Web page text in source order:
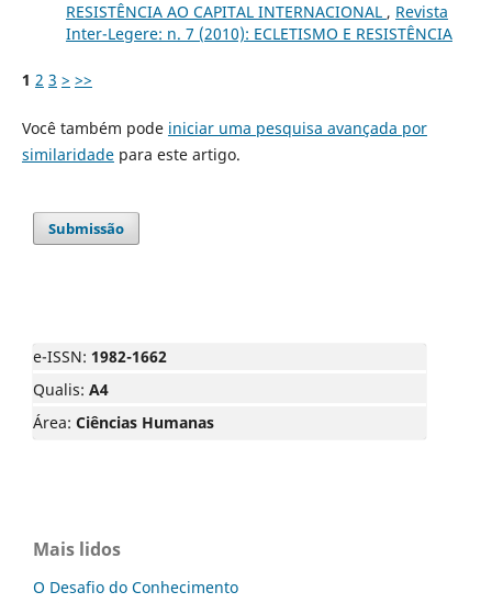
RESISTÊNCIA AO CAPITAL INTERNACIONAL , Revista
Inter-Legere: n. 7 (2010): ECLETISMO E RESISTÊNCIA
1 2 3 > >>
Você também pode iniciar uma pesquisa avançada por
similaridadepara este artigo.
Submissão
e-ISSN: 1982-1662
Qualis: A4
Área: Ciências Humanas
Mais lidos
O Desafio do Conhecimento